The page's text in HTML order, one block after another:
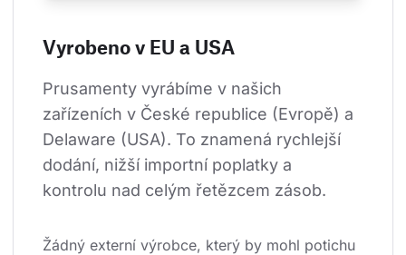
Vyrobeno v EU a USA
Prusamenty vyrábíme v našich
zařízeních v České republice (Evropě) a
Delaware (USA). To znamená rychlejší
dodání, nižší importní poplatky a
kontrolu nad celým řetězcem zásob.
Žádný externí výrobce, který by mohl potichu